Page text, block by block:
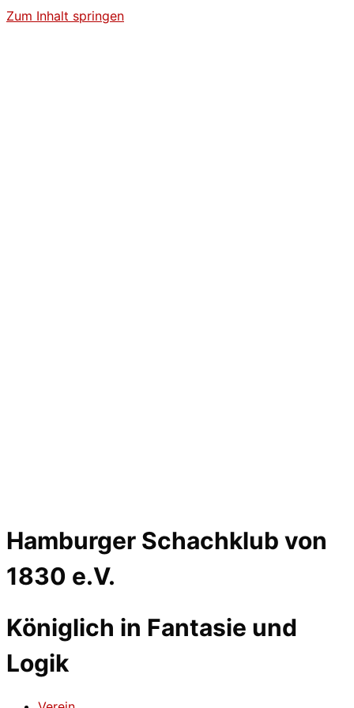
Zum Inhalt springen
Hamburger Schachklub von
1830 e.V.
Königlich in Fantasie und
Logik